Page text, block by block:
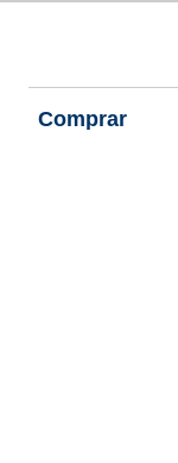
Comprar